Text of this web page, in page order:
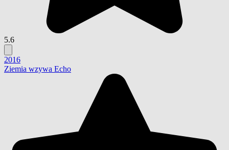
5.6
2016
Ziemia wzywa Echo